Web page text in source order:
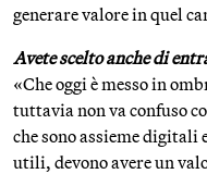
generare valore in quel
Avete scelto anche di
«Che oggi è messo in
tuttavia non va confuso
che sono assieme digitali
utili, devono avere un